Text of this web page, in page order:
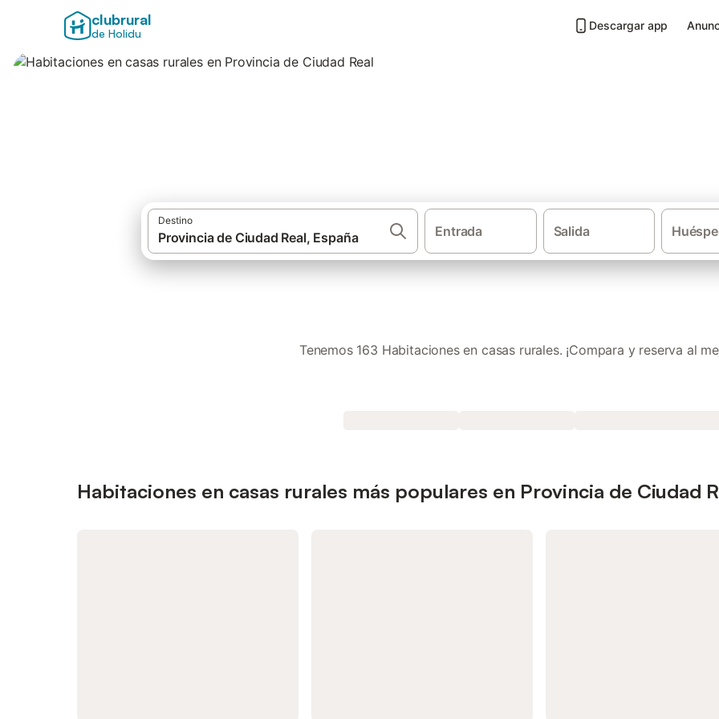
clubrural
de Holidu
Descargar app
Destino
Entrada Salida
Tenemos 163 Habitaciones en casas rurales. ¡Compara y reserva al
Habitaciones en casas rurales más populares en Provincia de Ciudad